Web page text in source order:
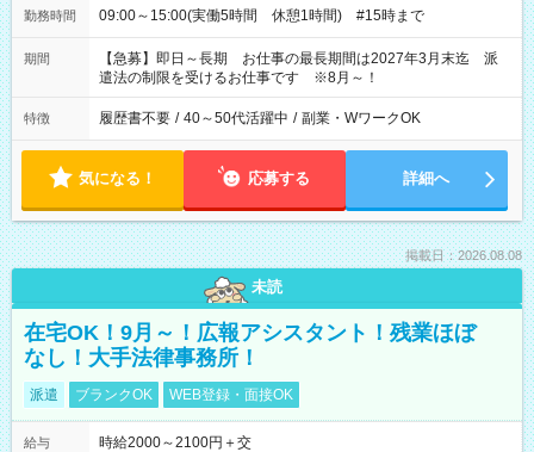
勤務時間 09:00～15:00(実働5時間 休憩1時間) #15時まで
期間
【急募】即日～長期 お仕事の最長期間は2027年3月末迄 派
遣法の制限を受けるお仕事です ※8月～！
特徴 履歴書不要 / 40～50代活躍中 / 副業・WワークOK
気になる！ 応募する 詳細へ
掲載日：2026.08.08
未読
在宅OK！9月～！広報アシスタント！残業ほぼ
なし！大手法律事務所！
派遣 ブランクOK WEB登録・面接OK
給与
時給2000～2100円＋交